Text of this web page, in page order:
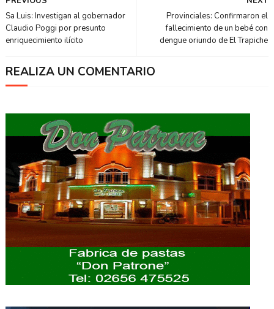
Provinciales: Confirmaron el
fallecimiento de un bebé con
dengue oriundo de El Trapiche
Sa Luis: Investigan al gobernador
Claudio Poggi por presunto
enriquecimiento ilícito
REALIZA UN COMENTARIO